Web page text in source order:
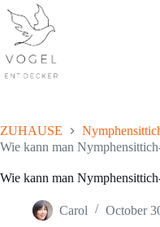
content
ZUHAUSE
Wie kann man
Wie kann man
Carol October